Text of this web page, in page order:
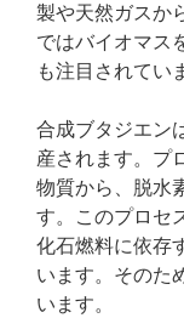
製や天然ガスか
ではバイオマス
も注目されてい
合成ブタジエン
産されます。プ
物質から、脱水
す。このプロセ
化石燃料に依存
います。そのた
います。